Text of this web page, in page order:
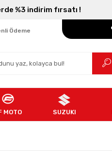
%3 indirim fırsatı !
Online Adresi
Ödeme
MOTO SUZUKI